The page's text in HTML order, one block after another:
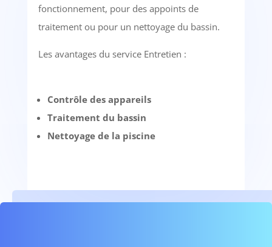
fonctionnement, pour des appoints de
traitement ou pour un nettoyage du bassin.
Les avantages du service Entretien :
Contrôle des appareils
Traitement du bassin
Nettoyage de la piscine